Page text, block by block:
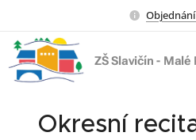
ZŠ Slavičín - Malé
Okresní